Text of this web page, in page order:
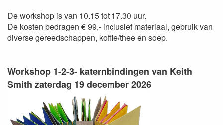
De workshop is van 10.15 tot 17.30 uur.
De kosten bedragen € 99,- inclusief materiaal, gebruik van
diverse gereedschappen, koffie/thee en soep.
Workshop 1-2-3- katernbindingen van Keith
Smith zaterdag 19 december 2026